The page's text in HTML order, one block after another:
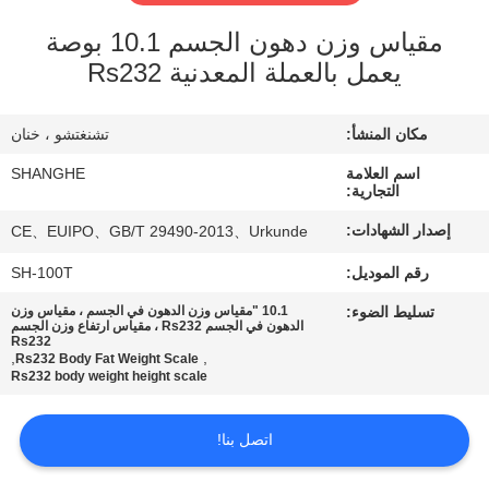
المصنع
مراقبة
الجودة
اطلب
مقياس وزن دهون الجسم 10.1 بوصة
يعمل بالعملة المعدنية Rs232
مكان المنشأ: تشنغتشو ، خنان
اسم العلامة
التجارية:
SHANGHE
إصدار الشهادات: CE、EUIPO、GB/T 29490-2013、Urkunde
رقم الموديل: SH-100T
تسليط الضوء:
10.1 "مقياس وزن الدهون في الجسم ، مقياس وزن
الدهون في الجسم Rs232 ، مقياس ارتفاع وزن الجسم
Rs232
,
Rs232 Body Fat Weight Scale
,
Rs232 body weight height scale
اتصل بنا!